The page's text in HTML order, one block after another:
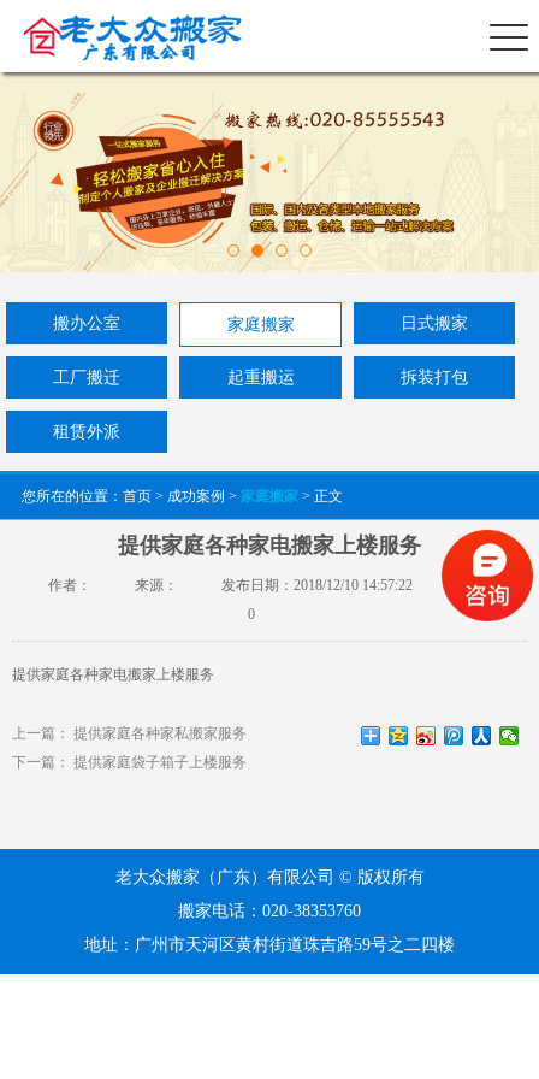
搬办公室 家庭搬家 日式搬家
工厂搬迁 起重搬运 拆装打包
租赁外派
您所在的位置： 首页 > 成功案例 > 家庭搬家 > 正文
提供家庭各种家电搬家上楼服务
作者： 来源： 发布日期：2018/12/10 14:57:22
浏览：
0
提供家庭各种家电搬家上楼服务
上一篇： 提供家庭各种家私搬家服务
下一篇： 提供家庭袋子箱子上楼服务
老大众搬家（广东）有限公司 © 版权所有
搬家电话：020-38353760
地址：广州市天河区黄村街道珠吉路59号之二四楼